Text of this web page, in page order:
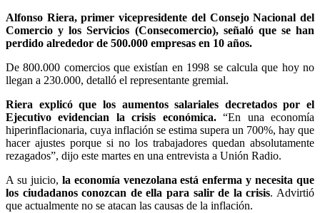
Alfonso Riera, primer vicepresidente del Consejo Nacional del
Comercio y los Servicios (Consecomercio), señaló que se han
perdido alrededor de 500.000 empresas en 10 años.
De 800.000 comercios que existían en 1998 se calcula que hoy no
llegan a 230.000, detalló el representante gremial.
Riera explicó que los aumentos salariales decretados por el
Ejecutivo evidencian la crisis económica.“En una economía
hiperinflacionaria, cuya inflación se estima supera un 700%, hay que
hacer ajustes porque si no los trabajadores quedan absolutamente
rezagados”, dijo este martes en una entrevista a Unión Radio.
A su juicio, la economía venezolana está enferma y necesita que
los ciudadanos conozcan de ella para salir de la crisis. Advirtió
que actualmente no se atacan las causas de la inflación.